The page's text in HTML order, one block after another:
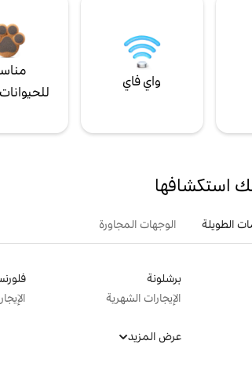
واي فاي
استكشافها
الطويلة الوجهات المجاورة
برشلونة
الإيجارات الشهرية
عرض المزيد